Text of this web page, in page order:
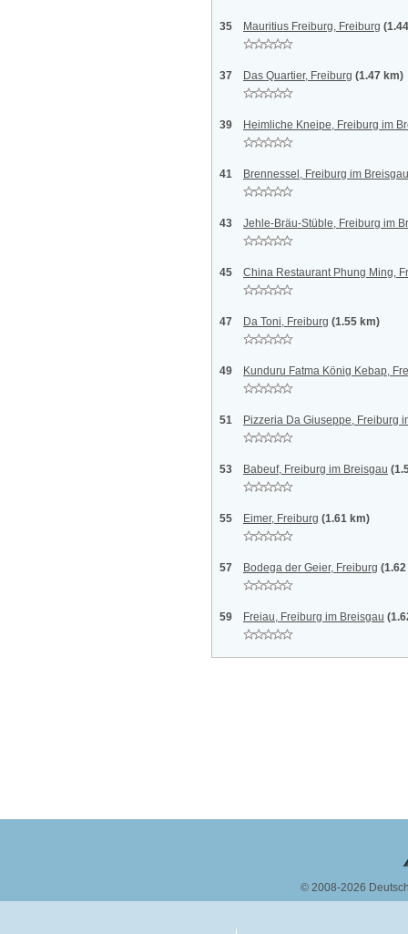
35 Mauritius Freiburg, Freiburg
37 Das Quartier, Freiburg (1.47 km)
39 Heimliche Kneipe, Freiburg im
41 Brennessel, Freiburg im Breisgau
43 Jehle-Bräu-Stüble, Freiburg im
45 China Restaurant Phung Ming,
47 Da Toni, Freiburg (1.55 km)
49 Kunduru Fatma König Kebap,
51 Pizzeria Da Giuseppe, Freiburg
53 Babeuf, Freiburg im Breisgau
55 Eimer, Freiburg (1.61 km)
57 Bodega der Geier, Freiburg
59 Freiau, Freiburg im Breisgau
© 2008-2026